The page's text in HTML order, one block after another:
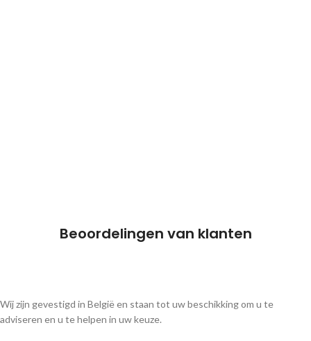
Beoordelingen van klanten
Wij zijn gevestigd in België en staan tot uw beschikking om u te
adviseren en u te helpen in uw keuze.